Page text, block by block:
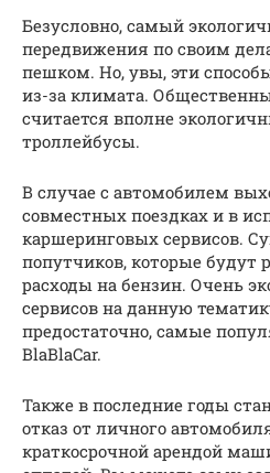
Безусловно, самый
передвижения по своим
пешком. Но, увы, эти
из-за климата.
считается вполне
троллейбусы.
В случае с автомобилем
совместных поездках и в
каршеринговых сервисов.
попутчиков, которые будут
расходы на бензин. Очень
сервисов на данную
предостаточно, самые
BlaBlaCar.
Также в последние годы
отказ от личного
краткосрочной арендой